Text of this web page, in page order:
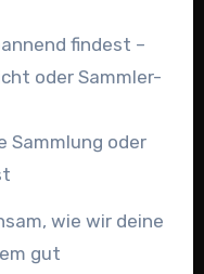
findest –
oder Sammler-
Sammlung oder
wie wir deine
gut